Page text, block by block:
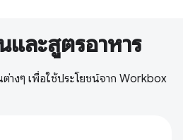
และสูตรอาหาร
างๆ เพื่อใช้ประโยชน์จาก Workbox